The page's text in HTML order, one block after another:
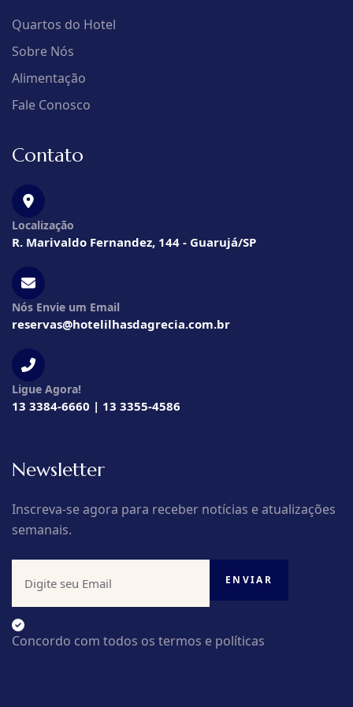
Quartos do Hotel
Sobre Nós
Alimentação
Fale Conosco
Contato
Localização
R. Marivaldo Fernandez, 144 - Guarujá/SP
Nós Envie um Email
reservas@hotelilhasdagrecia.com.br
Ligue Agora!
13 3384-6660 | 13 3355-4586
Newsletter
Inscreva-se agora para receber notícias e atualizações
semanais.
Concordo com todos os termos e políticas